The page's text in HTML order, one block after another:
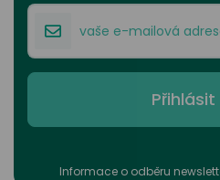
Přihlásit
Informace o odběru